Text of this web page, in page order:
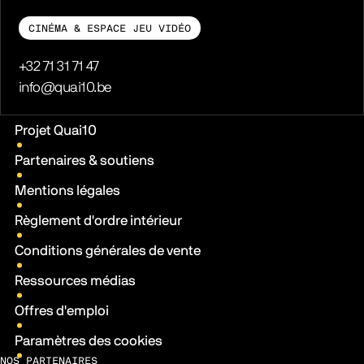
CINÉMA & ESPACE JEU VIDÉO
Téléphone
+32 71 31 71 47
E-mail
info@quai10.be
Liens pratiques
Projet Quai10
Partenaires & soutiens
Mentions légales
Règlement d'ordre intérieur
Conditions générales de vente
Ressources médias
Offres d'emploi
Paramètres des cookies
NOS PARTENAIRES